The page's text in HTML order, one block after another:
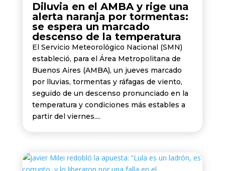
Diluvia en el AMBA y rige una
alerta naranja por tormentas:
se espera un marcado
descenso de la temperatura
El Servicio Meteorológico Nacional (SMN)
estableció, para el Área Metropolitana de
Buenos Aires (AMBA), un jueves marcado
por lluvias, tormentas y ráfagas de viento,
seguido de un descenso pronunciado en la
temperatura y condiciones más estables a
partir del viernes....